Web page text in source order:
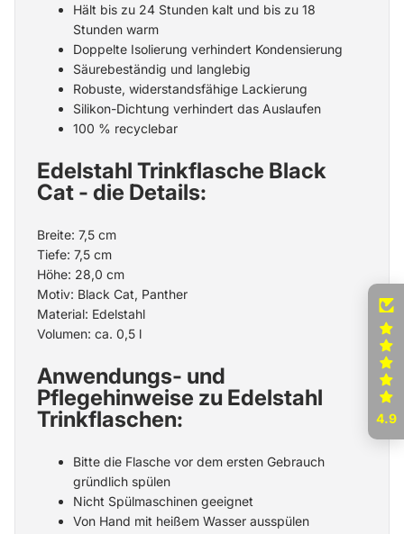
Hält bis zu 24 Stunden kalt und bis zu 18
Stunden warm
Doppelte Isolierung verhindert Kondensierung
Säurebeständig und langlebig
Robuste, widerstandsfähige Lackierung
Silikon-Dichtung verhindert das Auslaufen
100 % recyclebar
Edelstahl Trinkflasche Black
Cat - die Details:
Breite: 7,5 cm
Tiefe: 7,5 cm
Höhe: 28,0 cm
Motiv: Black Cat, Panther
Material: Edelstahl
Volumen: ca. 0,5 l
Anwendungs- und
Pflegehinweise zu Edelstahl
Trinkflaschen:
Bitte die Flasche vor dem ersten Gebrauch
gründlich spülen
Nicht Spülmaschinen geeignet
Von Hand mit heißem Wasser ausspülen
4.9